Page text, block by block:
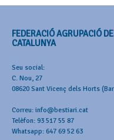
FEDERACIÓ AGRUPACIÓ
CATALUNYA
Seu social:
C. Nou, 27
08620 Sant Vicenç dels Horts
Correu: info@bestiari.cat
Telèfon: 93 517 55 87
Whatsapp: 647 69 52 63